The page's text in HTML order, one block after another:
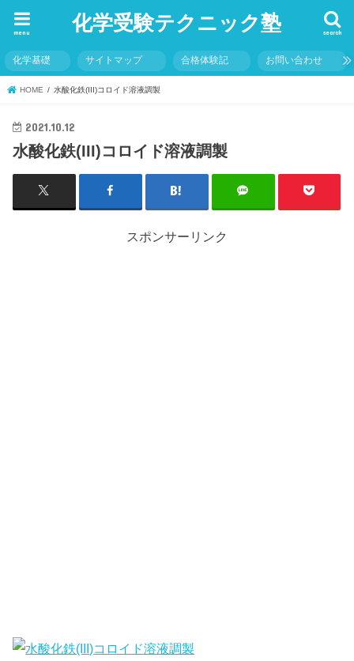
化学受験テクニック塾 search
menu
化学基礎 サイトマップ 合格体験記 お問い合わせ
HOME 水酸化鉄(III)コロイド溶液調製
2021.10.12
水酸化鉄(III)コロイド溶液調製
スポンサーリンク